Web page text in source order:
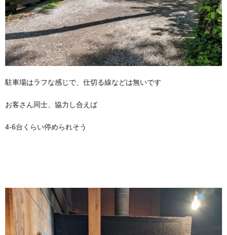
駐車場はラフな感じで、仕切る線などは無いです
お客さん同士、協力し合えば
4-6台くらい停められそう